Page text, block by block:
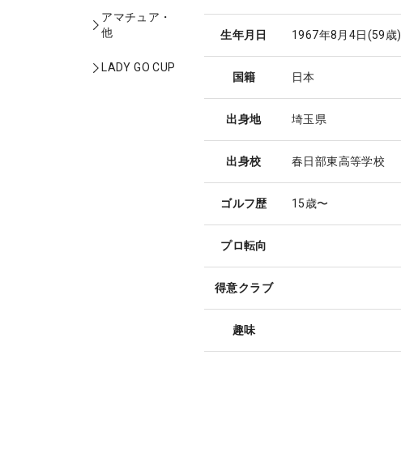
アマチュア・
他
LADY GO CUP
生年月日 1967年8月4日(59歳)
国籍 日本
出身地 埼玉県
出身校 春日部東高等学校
ゴルフ歴 15歳〜
プロ転向
得意クラブ
趣味